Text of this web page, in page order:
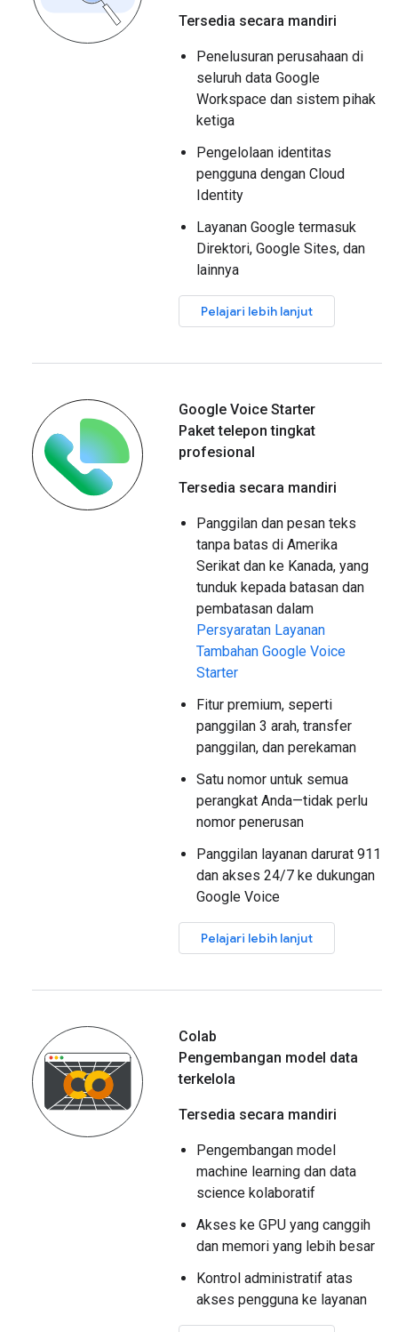
Tersedia secara mandiri
Penelusuran perusahaan di
seluruh data Google
Workspace dan sistem pihak
ketiga
Pengelolaan identitas
pengguna dengan Cloud
Identity
Layanan Google termasuk
Direktori, Google Sites, dan
lainnya
Pelajari lebih lanjut
Google Voice Starter
Paket telepon tingkat
profesional
Tersedia secara mandiri
Panggilan dan pesan teks
tanpa batas di Amerika
Serikat dan ke Kanada, yang
tunduk kepada batasan dan
pembatasan dalam
Persyaratan Layanan
Tambahan Google Voice
Starter
Fitur premium, seperti
panggilan 3 arah, transfer
panggilan, dan perekaman
Satu nomor untuk semua
perangkat Anda—tidak perlu
nomor penerusan
Panggilan layanan darurat 911
dan akses 24/7 ke dukungan
Google Voice
Pelajari lebih lanjut
Colab
Pengembangan model data
terkelola
Tersedia secara mandiri
Pengembangan model
machine learning dan data
science kolaboratif
Akses ke GPU yang canggih
dan memori yang lebih besar
Kontrol administratif atas
akses pengguna ke layanan